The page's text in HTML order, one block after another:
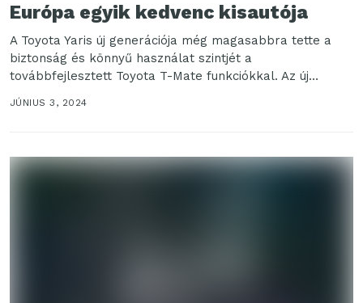
Európa egyik kedvenc kisautója
A Toyota Yaris új generációja még magasabbra tette a
biztonság és könnyű használat szintjét a
továbbfejlesztett Toyota T-Mate funkciókkal. Az új
JÚNIUS 3, 2024